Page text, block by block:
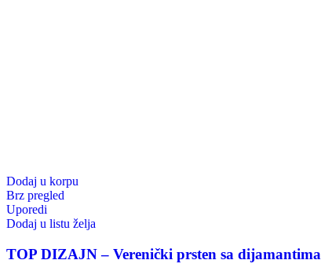
Dodaj u korpu
Brz pregled
Uporedi
Dodaj u listu želja
TOP DIZAJN – Verenički prsten sa dijamantima